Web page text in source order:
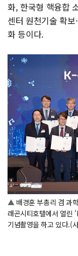
화, 한국형 핵융합
센터 원천기술 확보
화 등이다.
▲ 배경훈 부총리 겸 과
래곤시티호텔에서 열린
기념촬영을 하고 있다.(